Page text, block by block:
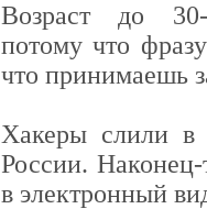
Возраст до
потому что
что принимаешь
Хакеры слили в
России. Наконец-
в электронный